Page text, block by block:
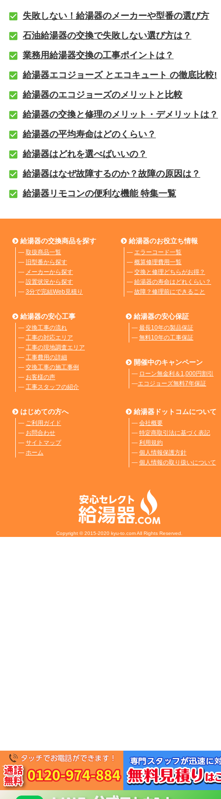
失敗しない！給湯器のメーカーや型番の選び方
石油給湯器の交換で失敗しない選び方は？
業務用給湯器交換の工事ポイントは？
給湯器エコジョーズ とエコキュート の徹底比較!
給湯器のエコジョーズのメリットと比較
給湯器の交換と修理のメリット・デメリットは？
給湯器の平均寿命はどのくらい？
給湯器はどれを選べばいいの？
給湯器はなぜ故障するのか？故障の原因は？
給湯器リモコンの便利な機能 特集一覧
給湯器の交換商品を探す
― 取扱商品一覧
― 旧型番から探す
― メーカーから探す
― 設置状況から探す
― 3分で完結Web見積り
給湯器のお役立ち情報
― エラーコード一覧
― 概算修理費用一覧
― 交換と修理どちらがお得？
― 給湯器の寿命はどれくらい？
― 故障？修理前にできること
給湯器の安心工事
― 交換工事の流れ
― 工事の対応エリア
― 工事の現地調査エリア
― 工事費用の詳細
― 交換工事の施工事例
― お客様の声
― 工事スタッフの紹介
給湯器の安心保証
― 最長10年の製品保証
― 無料10年の工事保証
開催中のキャンペーン
― ローン無金利＆1,000円割引
―エコジョーズ無料7年保証
はじめての方へ
― ご利用ガイド
― お問合わせ
― サイトマップ
― ホーム
給湯器ドットコムについて
― 会社概要
― 特定商取引法に基づく表記
― 利用規約
― 個人情報保護方針
― 個人情報の取り扱いについて
Copyright © 2015-2020 kyu-to.com All Rights Reserved.